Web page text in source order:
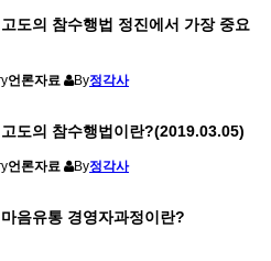
도의 참수행법 정진에서 가장 중요
언론자료 By정각사
도의 참수행법이란?(2019.03.05)
언론자료 By정각사
음유통 경영자과정이란?